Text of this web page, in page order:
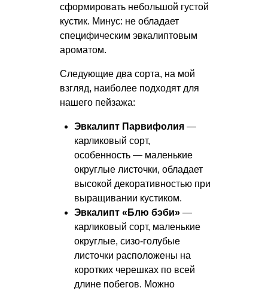
сформировать небольшой густой
кустик. Минус: не обладает
специфическим эвкалиптовым
ароматом.
Следующие два сорта, на мой
взгляд, наиболее подходят для
нашего пейзажа:
Эвкалипт Парвифолия —
карликовый сорт,
особенность — маленькие
округлые листочки, обладает
высокой декоративностью при
выращивании кустиком.
Эвкалипт «Блю бэби» —
карликовый сорт, маленькие
округлые, сизо-голубые
листочки расположены на
коротких черешках по всей
длине побегов. Можно